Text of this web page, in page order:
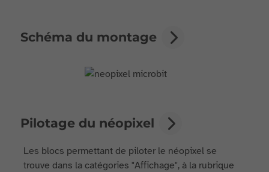
Schéma du montage
Pilotage du néopixel
Les blocs permettant de piloter le néopixel se
trouve dans la catégories "Affichage", à la rubrique